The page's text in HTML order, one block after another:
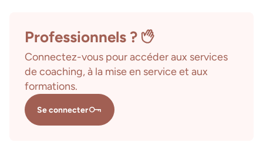
Professionnels ?
Connectez-vous pour accéder aux services
de coaching, à la mise en service et aux
formations.
Se connecter